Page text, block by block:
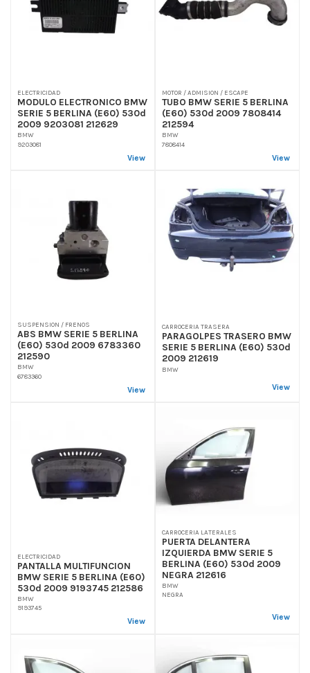
ELECTRICIDAD
MODULO ELECTRONICO BMW
SERIE 5 BERLINA (E60) 530d
2009 9203081 212629
BMW
9203081
View
MOTOR / ADMISION / ESCAPE
TUBO BMW SERIE 5 BERLINA
(E60) 530d 2009 7808414
212594
BMW
7808414
View
SUSPENSION / FRENOS
ABS BMW SERIE 5 BERLINA
(E60) 530d 2009 6783360
212590
BMW
6783360
View
CARROCERIA TRASERA
PARAGOLPES TRASERO BMW
SERIE 5 BERLINA (E60) 530d
2009 212619
BMW
View
ELECTRICIDAD
PANTALLA MULTIFUNCION
BMW SERIE 5 BERLINA (E60)
530d 2009 9193745 212586
BMW
9193745
View
CARROCERIA LATERALES
PUERTA DELANTERA
IZQUIERDA BMW SERIE 5
BERLINA (E60) 530d 2009
NEGRA 212616
BMW
NEGRA
View